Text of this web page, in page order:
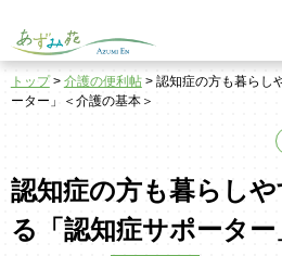
トップ> 介護の便利帖> 認知症の方も暮らし
ーター」＜介護の基本＞
認知症の方も暮らしや
る「認知症サポーター